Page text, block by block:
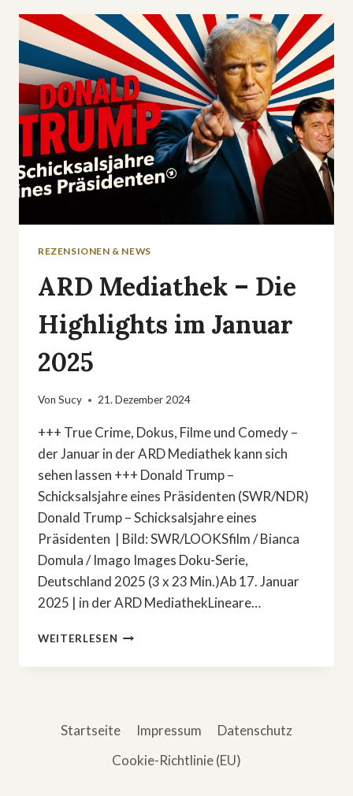
STRAUSS
UND
DER
STOFF
DER
TRÄUME«
REZENSIONEN & NEWS
ARD Mediathek – Die
Highlights im Januar
2025
Von Sucy 21. Dezember 2024
+++ True Crime, Dokus, Filme und Comedy –
der Januar in der ARD Mediathek kann sich
sehen lassen +++ Donald Trump –
Schicksalsjahre eines Präsidenten (SWR/NDR)
Donald Trump – Schicksalsjahre eines
Präsidenten | Bild: SWR/LOOKSfilm / Bianca
Domula / Imago Images Doku-Serie,
Deutschland 2025 (3 x 23 Min.)Ab 17. Januar
2025 | in der ARD MediathekLineare…
WEITERLESEN ARD
–
JANUAR
Startseite Impressum
Datenschutz
Cookie-Richtlinie (EU)